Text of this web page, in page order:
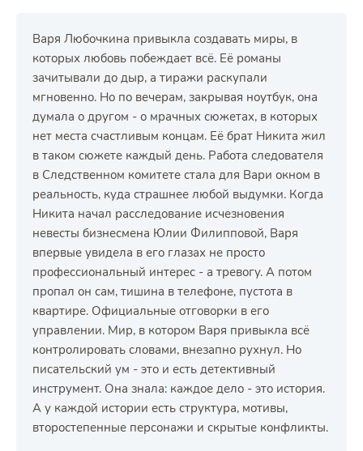
Варя Любочкина привыкла создавать миры, в
которых любовь побеждает всё. Её романы
зачитывали до дыр, а тиражи раскупали
мгновенно. Но по вечерам, закрывая ноутбук, она
думала о другом - о мрачных сюжетах, в которых
нет места счастливым концам. Её брат Никита жил
в таком сюжете каждый день. Работа следователя
в Следственном комитете стала для Вари окном в
реальность, куда страшнее любой выдумки. Когда
Никита начал расследование исчезновения
невесты бизнесмена Юлии Филипповой, Варя
впервые увидела в его глазах не просто
профессиональный интерес - а тревогу. А потом
пропал он сам, тишина в телефоне, пустота в
квартире. Официальные отговорки в его
управлении. Мир, в котором Варя привыкла всё
контролировать словами, внезапно рухнул. Но
писательский ум - это и есть детективный
инструмент. Она знала: каждое дело - это история.
А у каждой истории есть структура, мотивы,
второстепенные персонажи и скрытые конфликты.